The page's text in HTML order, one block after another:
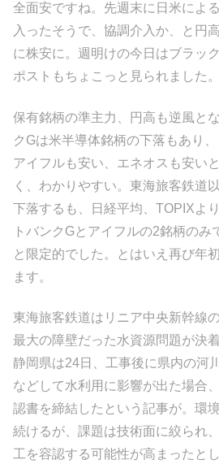
全面安ですね。先週末に日米によ
入ったそうで、協調介入か、と円
に株安に。週明けの今日はブラッ
ポストもちょこっと見られました。
保有銘柄の準主力、円高も逆風と
クGは米半導体銘柄の下落もあり
アイフルも安い、エネオスも安い
く、わかりやすい。東海旅客鉄道
下落するも、日経平均、TOPIXよ
トバンクGとアイフルの2銘柄のみ
と限定的でした。とはいえ再び年
ます。
東海旅客鉄道はリニア中央新幹線
最大の障壁だった水資源問題が決
静岡県は24日、工事後に県内の河
などして水利用に影響が出た場合
認書を締結したという記事が。環
続けるが、課題は技術面に絞られ
工を容認する可能性が高まったと